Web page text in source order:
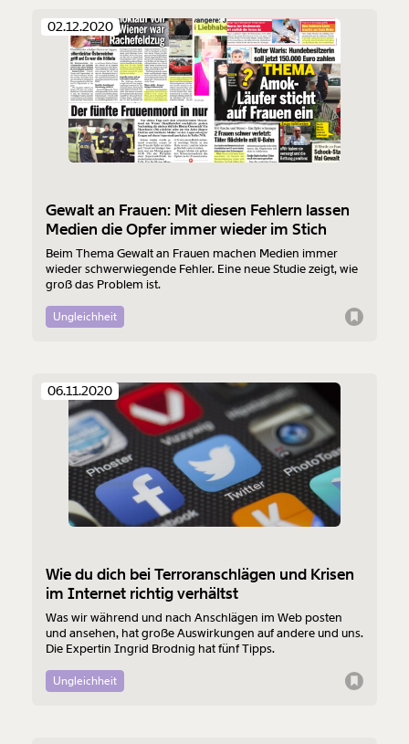
02.12.2020
Gewalt an Frauen: Mit diesen Fehlern lassen
Medien die Opfer immer wieder im Stich
Beim Thema Gewalt an Frauen machen Medien immer
wieder schwerwiegende Fehler. Eine neue Studie zeigt, wie
groß das Problem ist.
Ungleichheit
06.11.2020
Wie du dich bei Terroranschlägen und Krisen
im Internet richtig verhältst
Was wir während und nach Anschlägen im Web posten
und ansehen, hat große Auswirkungen auf andere und uns.
Die Expertin Ingrid Brodnig hat fünf Tipps.
Ungleichheit